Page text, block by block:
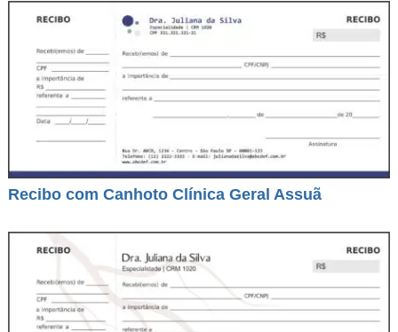
Recibo com Canhoto Clínica Geral Assuã